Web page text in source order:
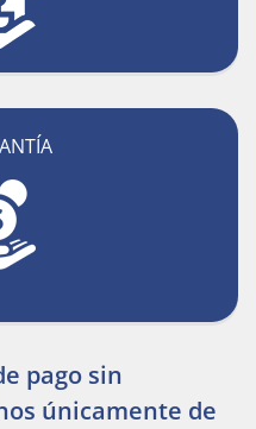
pago sin
únicamente de